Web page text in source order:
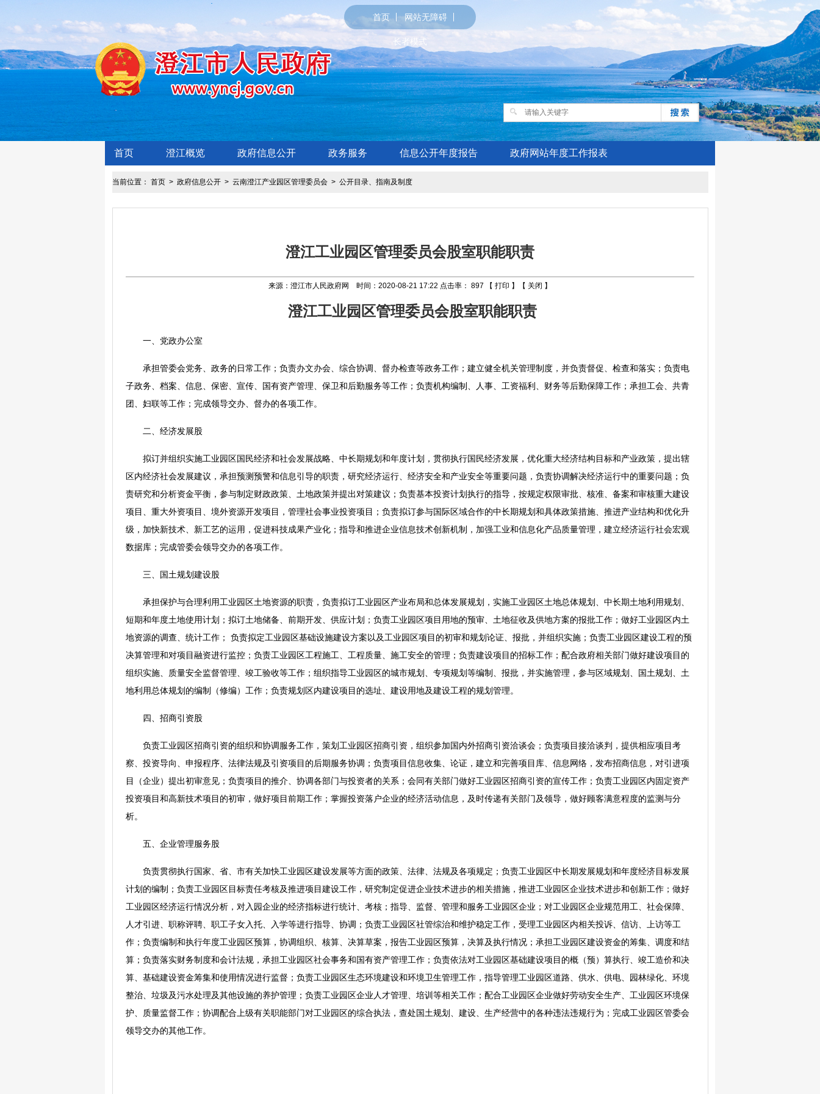
首页 网站无障碍
长者模式
首页 澄江概览 政府信息公开 政务服务 信息公开年度报告 政府网站年度工作报表
当前位置： 首页> 政府信息公开> 云南澄江产业园区管理委员会> 公开目录、指南及制度
澄江工业园区管理委员会股室职能职责
来源：澄江市人民政府网 时间：2020-08-21 17:22 点击率： 897 【 打印 】【 关闭 】
澄江工业园区管理委员会股室职能职责
一、党政办公室
承担管委会党务、政务的日常工作；负责办文办会、综合协调、督办检查等政务工作；建立健全机关管理制度，并负责督促、检查和落实；负责电
子政务、档案、信息、保密、宣传、国有资产管理、保卫和后勤服务等工作；负责机构编制、人事、工资福利、财务等后勤保障工作；承担工会、共青
团、妇联等工作；完成领导交办、督办的各项工作。
二、经济发展股
拟订并组织实施工业园区国民经济和社会发展战略、中长期规划和年度计划，贯彻执行国民经济发展，优化重大经济结构目标和产业政策，提出辖
区内经济社会发展建议，承担预测预警和信息引导的职责，研究经济运行、经济安全和产业安全等重要问题，负责协调解决经济运行中的重要问题；负
责研究和分析资金平衡，参与制定财政政策、土地政策并提出对策建议；负责基本投资计划执行的指导，按规定权限审批、核准、备案和审核重大建设
项目、重大外资项目、境外资源开发项目，管理社会事业投资项目；负责拟订参与国际区域合作的中长期规划和具体政策措施、推进产业结构和优化升
级，加快新技术、新工艺的运用，促进科技成果产业化；指导和推进企业信息技术创新机制，加强工业和信息化产品质量管理，建立经济运行社会宏观
数据库；完成管委会领导交办的各项工作。
三、国土规划建设股
承担保护与合理利用工业园区土地资源的职责，负责拟订工业园区产业布局和总体发展规划，实施工业园区土地总体规划、中长期土地利用规划、
短期和年度土地使用计划；拟订土地储备、前期开发、供应计划；负责工业园区项目用地的预审、土地征收及供地方案的报批工作；做好工业园区内土
地资源的调查、统计工作； 负责拟定工业园区基础设施建设方案以及工业园区项目的初审和规划论证、报批，并组织实施；负责工业园区建设工程的预
决算管理和对项目融资进行监控；负责工业园区工程施工、工程质量、施工安全的管理；负责建设项目的招标工作；配合政府相关部门做好建设项目的
组织实施、质量安全监督管理、竣工验收等工作；组织指导工业园区的城市规划、专项规划等编制、报批，并实施管理，参与区域规划、国土规划、土
地利用总体规划的编制（修编）工作；负责规划区内建设项目的选址、建设用地及建设工程的规划管理。
四、招商引资股
负责工业园区招商引资的组织和协调服务工作，策划工业园区招商引资，组织参加国内外招商引资洽谈会；负责项目接洽谈判，提供相应项目考
察、投资导向、申报程序、法律法规及引资项目的后期服务协调；负责项目信息收集、论证，建立和完善项目库、信息网络，发布招商信息，对引进项
目（企业）提出初审意见；负责项目的推介、协调各部门与投资者的关系；会同有关部门做好工业园区招商引资的宣传工作；负责工业园区内固定资产
投资项目和高新技术项目的初审，做好项目前期工作；掌握投资落户企业的经济活动信息，及时传递有关部门及领导，做好顾客满意程度的监测与分
析。
五、企业管理服务股
负责贯彻执行国家、省、市有关加快工业园区建设发展等方面的政策、法律、法规及各项规定；负责工业园区中长期发展规划和年度经济目标发展
计划的编制；负责工业园区目标责任考核及推进项目建设工作，研究制定促进企业技术进步的相关措施，推进工业园区企业技术进步和创新工作；做好
工业园区经济运行情况分析，对入园企业的经济指标进行统计、考核；指导、监督、管理和服务工业园区企业；对工业园区企业规范用工、社会保障、
人才引进、职称评聘、职工子女入托、入学等进行指导、协调；负责工业园区社管综治和维护稳定工作，受理工业园区内相关投诉、信访、上访等工
作；负责编制和执行年度工业园区预算，协调组织、核算、决算草案，报告工业园区预算，决算及执行情况；承担工业园区建设资金的筹集、调度和结
算；负责落实财务制度和会计法规，承担工业园区社会事务和国有资产管理工作；负责依法对工业园区基础建设项目的概（预）算执行、竣工造价和决
算、基础建设资金筹集和使用情况进行监督；负责工业园区生态环境建设和环境卫生管理工作，指导管理工业园区道路、供水、供电、园林绿化、环境
整治、垃圾及污水处理及其他设施的养护管理；负责工业园区企业人才管理、培训等相关工作；配合工业园区企业做好劳动安全生产、工业园区环境保
护、质量监督工作；协调配合上级有关职能部门对工业园区的综合执法，查处国土规划、建设、生产经营中的各种违法违规行为；完成工业园区管委会
领导交办的其他工作。